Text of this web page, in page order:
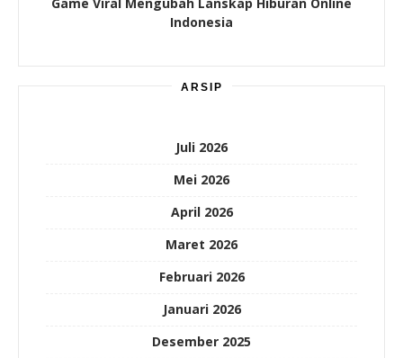
Game Viral Mengubah Lanskap Hiburan Online
Indonesia
ARSIP
Juli 2026
Mei 2026
April 2026
Maret 2026
Februari 2026
Januari 2026
Desember 2025